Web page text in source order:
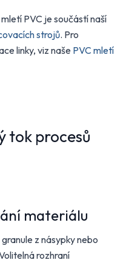
PVC je součástí naší
strojů. Pro
linky, viz naše PVC mletí
tok procesů
materiálu
z násypky nebo
rozhraní